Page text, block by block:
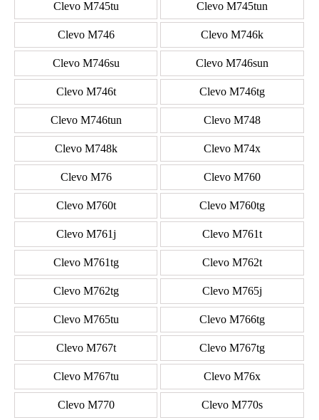
Clevo M745tu Clevo M745tun
Clevo M746 Clevo M746k
Clevo M746su Clevo M746sun
Clevo M746t Clevo M746tg
Clevo M746tun Clevo M748
Clevo M748k Clevo M74x
Clevo M76 Clevo M760
Clevo M760t Clevo M760tg
Clevo M761j Clevo M761t
Clevo M761tg Clevo M762t
Clevo M762tg Clevo M765j
Clevo M765tu Clevo M766tg
Clevo M767t Clevo M767tg
Clevo M767tu Clevo M76x
Clevo M770 Clevo M770s